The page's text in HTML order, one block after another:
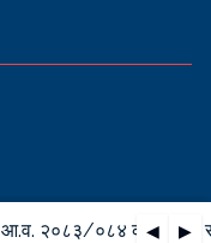
◀ ▶
आ.व. २०८३/०८४ को पदपूर्ति